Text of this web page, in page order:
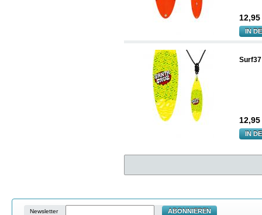
12,95
IN
Surf37
12,95
IN
Newsletter ABONNIEREN